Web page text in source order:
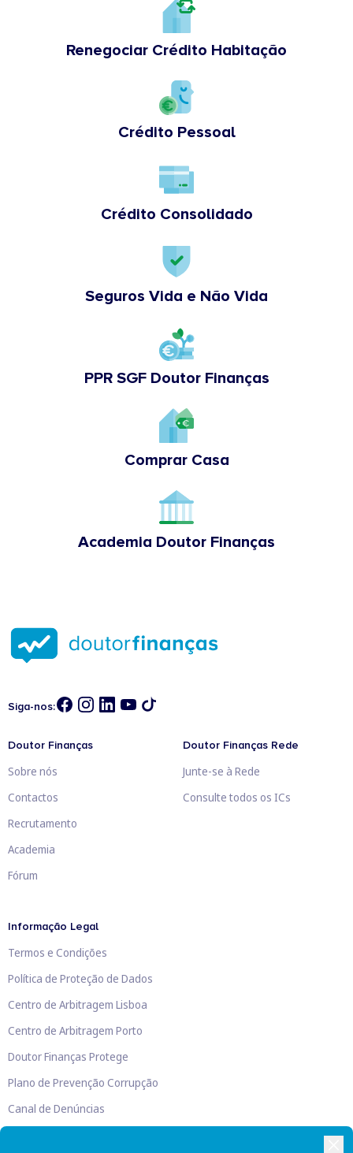
Renegociar Crédito Habitação
Crédito Pessoal
Crédito Consolidado
Seguros Vida e Não Vida
PPR SGF Doutor Finanças
Comprar Casa
Academia Doutor Finanças
Siga-nos:
Doutor Finanças
Sobre nós
Contactos
Recrutamento
Academia
Fórum
Doutor Finanças Rede
Junte-se à Rede
Consulte todos os ICs
Informação Legal
Termos e Condições
Política de Proteção de Dados
Centro de Arbitragem Lisboa
Centro de Arbitragem Porto
Doutor Finanças Protege
Plano de Prevenção Corrupção
Canal de Denúncias